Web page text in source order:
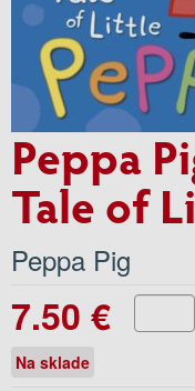
Peppa
Tale of
Peppa Pig
7.50 €
Na sklade